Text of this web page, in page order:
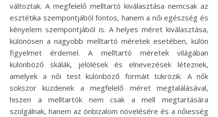
változtak. A megfelelő melltartó kiválasztása nemcsak az
esztétika szempontjából fontos, hanem a női egészség és
kényelem szempontjából is. A helyes méret kiválasztása,
különösen a nagyobb melltartó méretek esetében, külön
figyelmet érdemel. A melltartó méretek világában
különböző skálák, jelölések és elnevezések léteznek,
amelyek a női test különböző formáit tükrözik. A nők
sokszor küzdenek a megfelelő méret megtalálásával,
hiszen a melltartók nem csak a mell megtartására
szolgálnak, hanem az önbizalom növelésére és a nőiesség